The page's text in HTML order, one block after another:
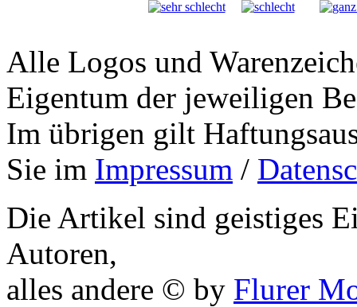
Alle Logos und
Eigentum der jeweiligen
Im übrigen gilt
Sie im Impressum /
Die Artikel sind geistiges
Autoren,
alles andere © by Flurer